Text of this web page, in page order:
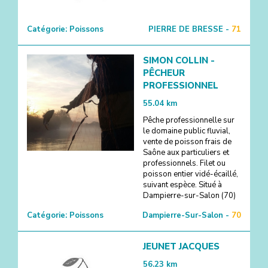
Catégorie: Poissons PIERRE DE BRESSE - 71
SIMON COLLIN -
PÊCHEUR
PROFESSIONNEL
55.04 km
Pêche professionnelle sur
le domaine public fluvial,
vente de poisson frais de
Saône aux particuliers et
professionnels. Filet ou
poisson entier vidé-écaillé,
suivant espèce. Situé à
Dampierre-sur-Salon (70)
Catégorie: Poissons Dampierre-Sur-Salon - 70
JEUNET JACQUES
56.23 km